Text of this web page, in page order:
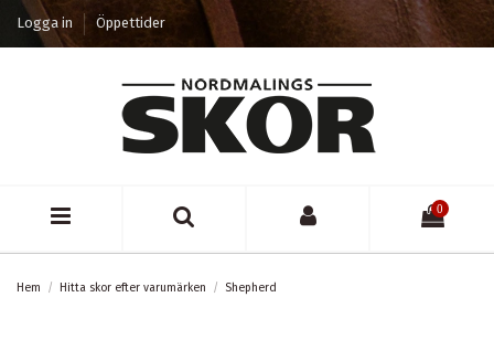
Logga in Öppettider
0
Hem Hitta skor efter varumärken Shepherd